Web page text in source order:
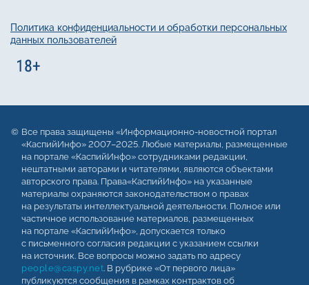
Политика конфиденциальности и обработки персональных
данных пользователей
Все права защищены «Информационно-новостной портал
«КаспийИнфо» 2007–2025. Любые материалы, размещенные
на портале «КаспийИнфо» сотрудниками редакции,
нештатными авторами и читателями, являются объектами
авторского права. Права«КаспийИнфо» на указанные
материалы охраняются законодательством о правах
на результаты интеллектуальной деятельности. Полное или
частичное использование материалов, размещенных
на портале «КаспийИнфо», допускается только
с письменного согласия редакции с указанием ссылки
на источник. Все вопросы можно задать по адресу
people@caspy.net. В рубрике «От первого лица»
публикуются сообщения в рамках контрактов об